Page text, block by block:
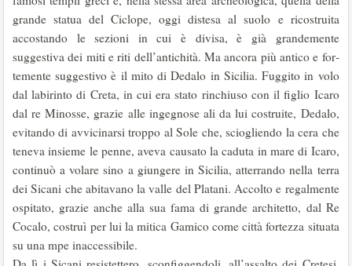
grande statua del Ciclope, oggi distesa al suolo e ricostruita
accostando le sezioni in cui è divisa, è già grandemente
suggestiva dei miti e riti dell’antichità. Ma ancora più antico e for­
temente suggestivo è il mito di Dedalo in Sicilia. Fuggito in volo
dal labirinto di Creta, in cui era stato rinchiuso con il figlio Icaro
dal re Minosse, grazie alle ingegnose ali da lui costruite, Dedalo,
evitando di avvicinarsi troppo al Sole che, sciogliendo la cera che
teneva insieme le penne, aveva causato la caduta in mare di Icaro,
continuò a volare sino a giungere in Sicilia, atterrando nella terra
dei Sicani che abitavano la valle del Platani. Accolto e regalmente
ospi­tato, grazie anche alla sua fama di grande architetto, dal Re
Cocalo, costruì per lui la mitica Gamico come città fortezza situata
su una mpe inaccessibile.